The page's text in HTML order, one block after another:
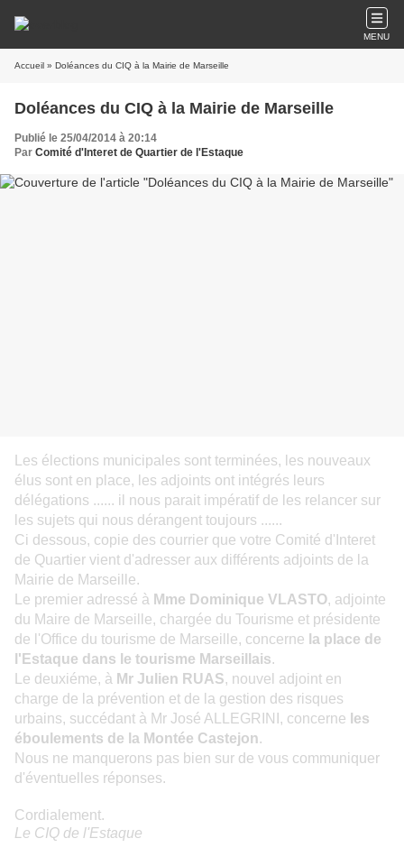
MENU
Accueil » Doléances du CIQ à la Mairie de Marseille
Doléances du CIQ à la Mairie de Marseille
Publié le 25/04/2014 à 20:14
Par Comité d'Interet de Quartier de l'Estaque
Les élections municipales sont terminées, les nouveaux
élus sont en place, les adjoints ont intégrés leurs
délégations ...... il nous parait impératif de les relancer sur
les sujets qui nous dérangent toujours ......
Ci dessous, copie des courrier que votre Comité d'Interet
de Quartier vient d'adresser aux différents adjoints de la
Mairie de Marseille.
Le premier adressé à Mme Dominique VLASTO, adjointe
du Maire de Marseille, chargée du Tourisme et présidente
de l'Office du tourisme de Marseille, concerne la place de
l'Estaque dans le tourisme Marseillais.
Le deuxiéme, à Mr Julien RUAS, nouvel adjoint en
charge de la prévention et de la gestion des risques
urbains, succédant à Mr José ALLEGRINI, concerne les
éboulements de la Montée Castejon.
Nous ne manquerons pas bien sur de vous communiquer
d'éventuelles réponses.
Cordialement.
Le CIQ de l'Estaque